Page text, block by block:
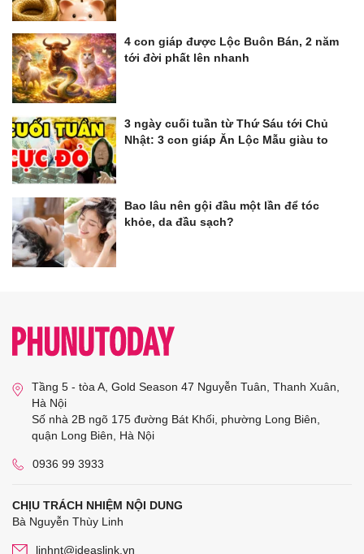
4 con giáp được Lộc Buôn Bán, 2 năm
tới đời phất lên nhanh
3 ngày cuối tuần từ Thứ Sáu tới Chủ
Nhật: 3 con giáp Ăn Lộc Mẫu giàu to
Bao lâu nên gội đầu một lần để tóc
khỏe, da đầu sạch?
Tầng 5 - tòa A, Gold Season 47 Nguyễn Tuân, Thanh Xuân,
Hà Nội
Số nhà 2B ngõ 175 đường Bát Khối, phường Long Biên,
quận Long Biên, Hà Nội
0936 99 3933
CHỊU TRÁCH NHIỆM NỘI DUNG
Bà Nguyễn Thùy Linh
linhnt@ideaslink.vn